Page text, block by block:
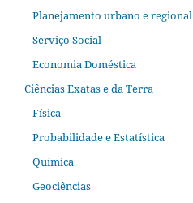
Planejamento urbano e regional
Serviço Social
Economia Doméstica
Ciências Exatas e da Terra
Física
Probabilidade e Estatística
Química
Geociências